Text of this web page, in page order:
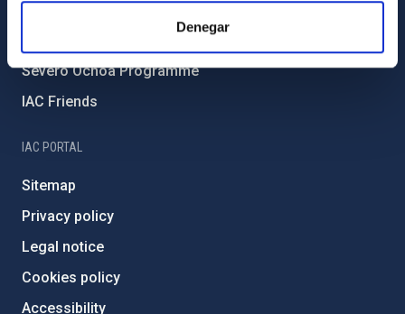
Denegar
IAC Projects
Severo Ochoa Programme
IAC Friends
IAC PORTAL
Sitemap
Privacy policy
Legal notice
Cookies policy
Accessibility